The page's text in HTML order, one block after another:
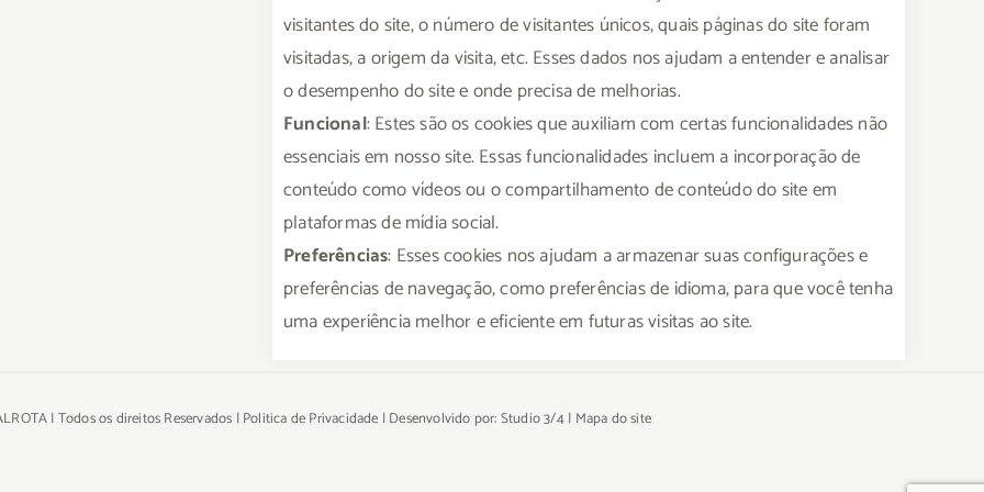
visitantes do site, o número de visitantes únicos, quais páginas do site foram
visitadas, a origem da visita, etc. Esses dados nos ajudam a entender e analisar
o desempenho do site e onde precisa de melhorias.
Funcional: Estes são os cookies que auxiliam com certas funcionalidades não
essenciais em nosso site. Essas funcionalidades incluem a incorporação de
conteúdo como vídeos ou o compartilhamento de conteúdo do site em
plataformas de mídia social.
Preferências: Esses cookies nos ajudam a armazenar suas configurações e
preferências de navegação, como preferências de idioma, para que você tenha
uma experiência melhor e eficiente em futuras visitas ao site.
| Todos os direitos Reservados |Politica de Privacidade | Desenvolvido por:Studio 3/4| Mapa do site